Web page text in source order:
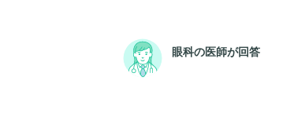
眼科の医師が回答